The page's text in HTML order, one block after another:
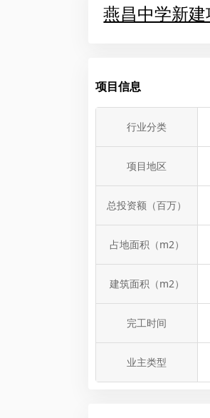
燕昌中学新
项目信息
行业分类
项目地区
总投资额（百万）
占地面积（m2）
建筑面积（m2）
完工时间
业主类型